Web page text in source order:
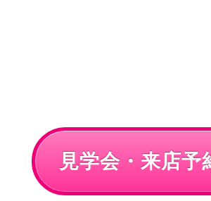
見学会・来店予